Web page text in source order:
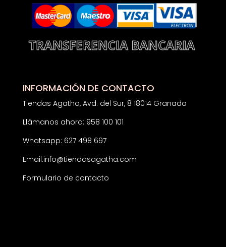
INFORMACIÓN DE CONTACTO
Tiendas Agatha, Avd. del Sur, 8 18014 Granada
Llámanos ahora: 958 100 101
Whatsapp: 627 498 697
Email:info@tiendasagatha.com
Formulario de contacto